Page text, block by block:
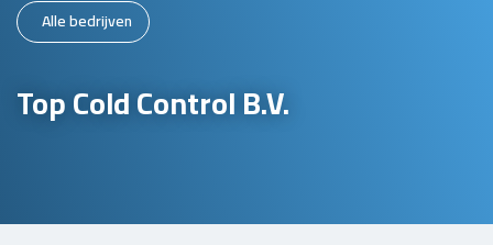
Alle bedrijven
Top Cold Control B.V.